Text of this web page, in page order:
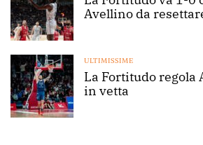
Avellino da
ULTIMISSIME
La Fortitudo regola
in vetta